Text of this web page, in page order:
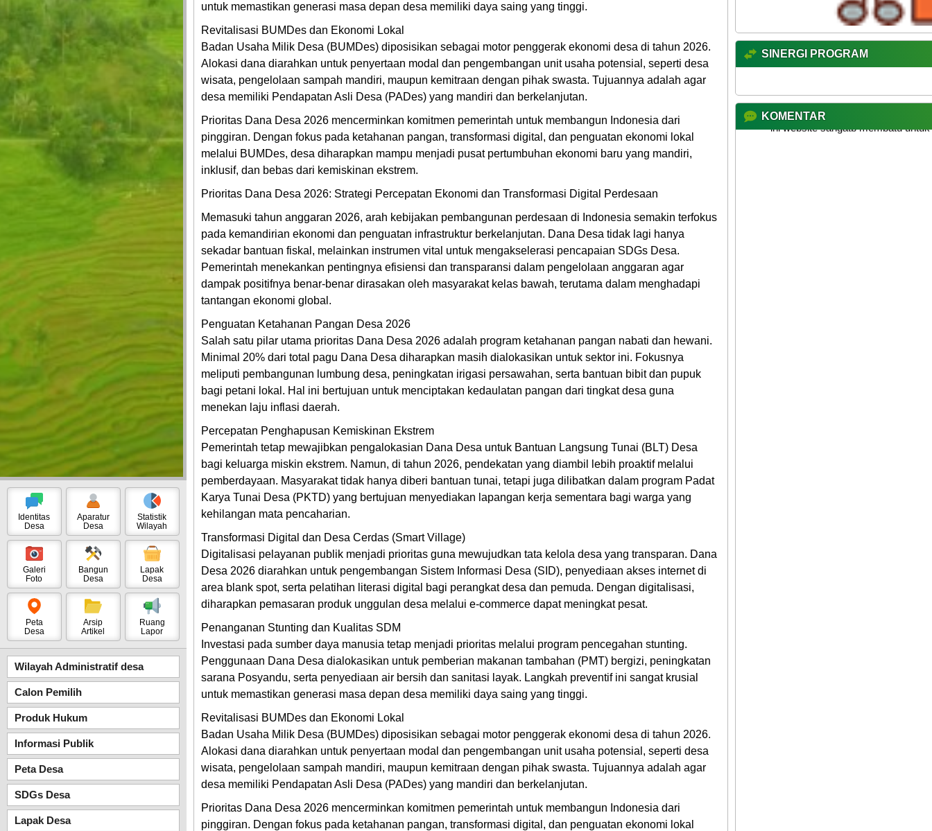
Identitas
Desa
Aparatur
Desa
Statistik
Wilayah
Galeri
Foto
Bangun
Desa
Lapak
Desa
Peta
Desa
Arsip
Artikel
Ruang
Lapor
Wilayah Administratif desa
Calon Pemilih
Produk Hukum
Informasi Publik
Peta Desa
SDGs Desa
Lapak Desa
untuk memastikan generasi masa depan desa memiliki daya saing yang tinggi.
Revitalisasi BUMDes dan Ekonomi Lokal
Badan Usaha Milik Desa (BUMDes) diposisikan sebagai motor penggerak ekonomi desa di tahun 2026.
Alokasi dana diarahkan untuk penyertaan modal dan pengembangan unit usaha potensial, seperti desa
wisata, pengelolaan sampah mandiri, maupun kemitraan dengan pihak swasta. Tujuannya adalah agar
desa memiliki Pendapatan Asli Desa (PADes) yang mandiri dan berkelanjutan.
Prioritas Dana Desa 2026 mencerminkan komitmen pemerintah untuk membangun Indonesia dari
pinggiran. Dengan fokus pada ketahanan pangan, transformasi digital, dan penguatan ekonomi lokal
melalui BUMDes, desa diharapkan mampu menjadi pusat pertumbuhan ekonomi baru yang mandiri,
inklusif, dan bebas dari kemiskinan ekstrem.
Prioritas Dana Desa 2026: Strategi Percepatan Ekonomi dan Transformasi Digital Perdesaan
Memasuki tahun anggaran 2026, arah kebijakan pembangunan perdesaan di Indonesia semakin terfokus
pada kemandirian ekonomi dan penguatan infrastruktur berkelanjutan. Dana Desa tidak lagi hanya
sekadar bantuan fiskal, melainkan instrumen vital untuk mengakselerasi pencapaian SDGs Desa.
Pemerintah menekankan pentingnya efisiensi dan transparansi dalam pengelolaan anggaran agar
dampak positifnya benar-benar dirasakan oleh masyarakat kelas bawah, terutama dalam menghadapi
tantangan ekonomi global.
Penguatan Ketahanan Pangan Desa 2026
Salah satu pilar utama prioritas Dana Desa 2026 adalah program ketahanan pangan nabati dan hewani.
Minimal 20% dari total pagu Dana Desa diharapkan masih dialokasikan untuk sektor ini. Fokusnya
meliputi pembangunan lumbung desa, peningkatan irigasi persawahan, serta bantuan bibit dan pupuk
bagi petani lokal. Hal ini bertujuan untuk menciptakan kedaulatan pangan dari tingkat desa guna
menekan laju inflasi daerah.
Percepatan Penghapusan Kemiskinan Ekstrem
Pemerintah tetap mewajibkan pengalokasian Dana Desa untuk Bantuan Langsung Tunai (BLT) Desa
bagi keluarga miskin ekstrem. Namun, di tahun 2026, pendekatan yang diambil lebih proaktif melalui
pemberdayaan. Masyarakat tidak hanya diberi bantuan tunai, tetapi juga dilibatkan dalam program Padat
Karya Tunai Desa (PKTD) yang bertujuan menyediakan lapangan kerja sementara bagi warga yang
kehilangan mata pencaharian.
Transformasi Digital dan Desa Cerdas (Smart Village)
Digitalisasi pelayanan publik menjadi prioritas guna mewujudkan tata kelola desa yang transparan. Dana
Desa 2026 diarahkan untuk pengembangan Sistem Informasi Desa (SID), penyediaan akses internet di
area blank spot, serta pelatihan literasi digital bagi perangkat desa dan pemuda. Dengan digitalisasi,
diharapkan pemasaran produk unggulan desa melalui e-commerce dapat meningkat pesat.
Penanganan Stunting dan Kualitas SDM
Investasi pada sumber daya manusia tetap menjadi prioritas melalui program pencegahan stunting.
Penggunaan Dana Desa dialokasikan untuk pemberian makanan tambahan (PMT) bergizi, peningkatan
sarana Posyandu, serta penyediaan air bersih dan sanitasi layak. Langkah preventif ini sangat krusial
untuk memastikan generasi masa depan desa memiliki daya saing yang tinggi.
Revitalisasi BUMDes dan Ekonomi Lokal
Badan Usaha Milik Desa (BUMDes) diposisikan sebagai motor penggerak ekonomi desa di tahun 2026.
Alokasi dana diarahkan untuk penyertaan modal dan pengembangan unit usaha potensial, seperti desa
wisata, pengelolaan sampah mandiri, maupun kemitraan dengan pihak swasta. Tujuannya adalah agar
desa memiliki Pendapatan Asli Desa (PADes) yang mandiri dan berkelanjutan.
Prioritas Dana Desa 2026 mencerminkan komitmen pemerintah untuk membangun Indonesia dari
pinggiran. Dengan fokus pada ketahanan pangan, transformasi digital, dan penguatan ekonomi lokal
SINERGI PROGRAM
KOMENTAR